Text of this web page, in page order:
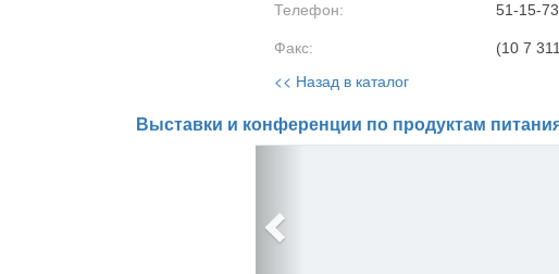
Телефон: 51-15-73
Факс: (10 7
<< Назад в каталог
Выставки и конференции по продуктам